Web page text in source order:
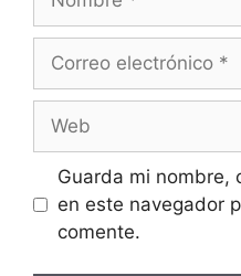
electrónico
Guarda mi nombre,
en este navegador
comente.